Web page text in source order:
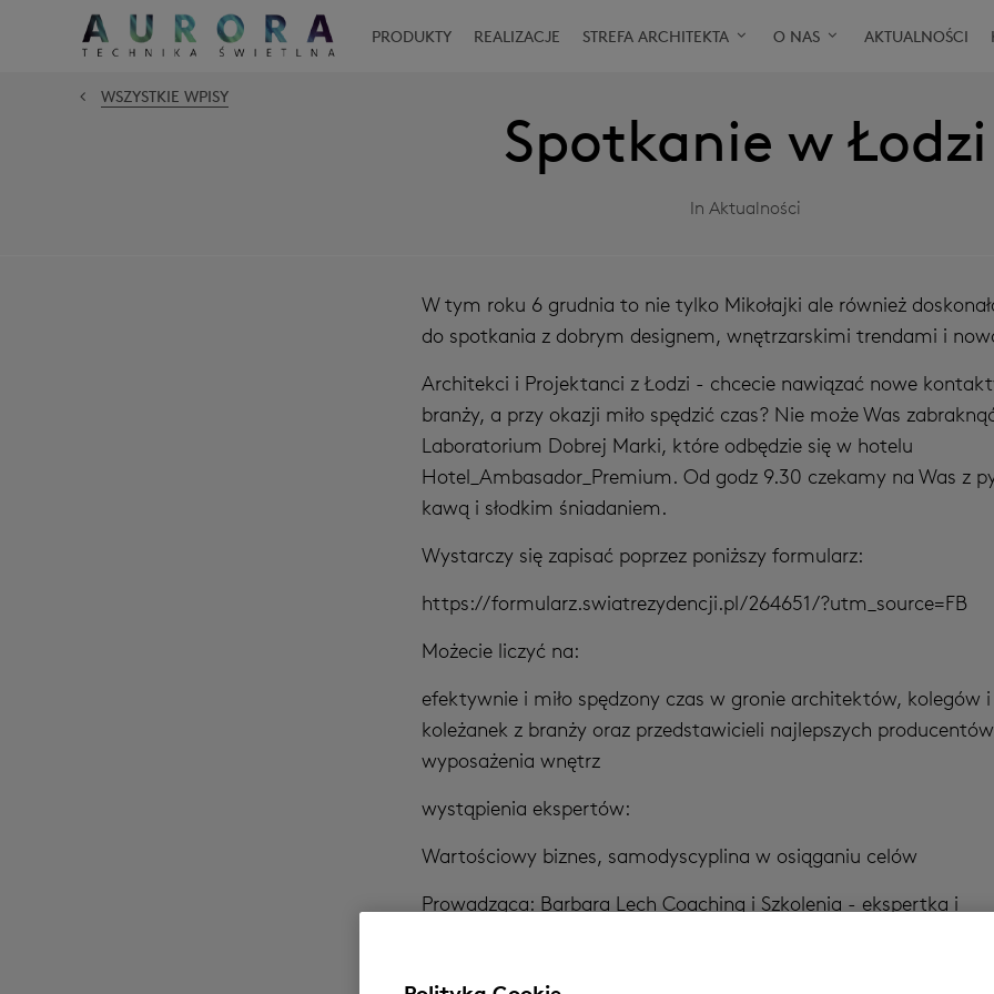
PRODUKTY REALIZACJE STREFA ARCHITEKTA O NAS AKTUALNOŚCI
Spotkanie w Łodzi
In Aktualności
WSZYSTKIE WPISY
W tym roku 6 grudnia to nie tylko Mikołajki ale również
do spotkania z dobrym designem, wnętrzarskimi trendami i
Architekci i Projektanci z Łodzi - chcecie nawiązać nowe
branży, a przy okazji miło spędzić czas? Nie może Was
Laboratorium Dobrej Marki, które odbędzie się w hotelu
Hotel_Ambasador_Premium. Od godz 9.30 czekamy na Was z
kawą i słodkim śniadaniem.
Wystarczy się zapisać poprzez poniższy formularz:
https://formularz.swiatrezydencji.pl/264651/?utm_source=FB
Możecie liczyć na:
efektywnie i miło spędzony czas w gronie architektów, kolegów i
koleżanek z branży oraz przedstawicieli najlepszych producentów
wyposażenia wnętrz
wystąpienia ekspertów:
Wartościowy biznes, samodyscyplina w osiąganiu celów
Prowadząca: Barbara Lech Coaching i Szkolenia - ekspertka i